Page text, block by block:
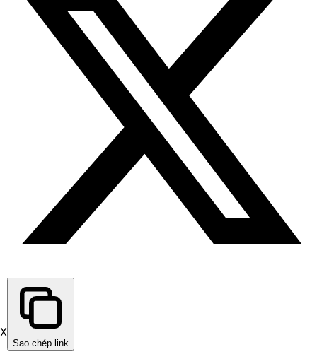
X
Sao chép link